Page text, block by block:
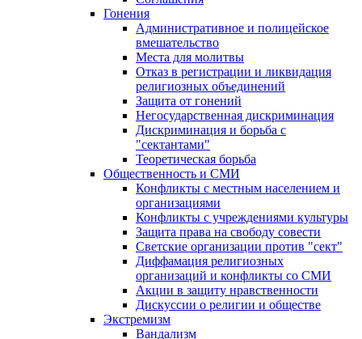
Гонения
Административное и полицейское
вмешательство
Места для молитвы
Отказ в регистрации и ликвидация
религиозных объединений
Защита от гонений
Негосударственная дискриминация
Дискриминация и борьба с
"сектантами"
Теоретическая борьба
Общественность и СМИ
Конфликты с местным населением и
организациями
Конфликты с учреждениями культуры
Защита права на свободу совести
Светские организации против "сект"
Диффамация религиозных
организаций и конфликты со СМИ
Акции в защиту нравственности
Дискуссии о религии и обществе
Экстремизм
Вандализм